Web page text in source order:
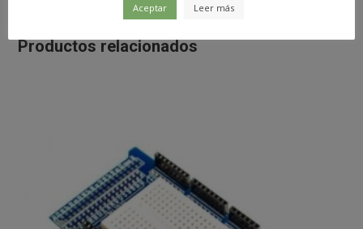
Productos relacionados
Aceptar Leer más